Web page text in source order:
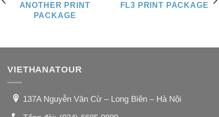
ANOTHER PRINT
PACKAGE
FL3 PRINT PACKAGE
VIETHANATOUR
137A Nguyễn Văn Cừ – Long Biên – Hà Nội